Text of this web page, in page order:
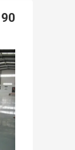
90 م/دقيقة آلة طاحونة أنابيب لإنتاج الأنابيب الهيكلية